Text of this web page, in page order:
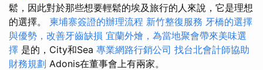
鬆，因此對於那些想要輕鬆的埃及旅行的人來說，它是理想
的選擇。 柬埔寨簽證的辦理流程 新竹整復服務 牙橋的選擇
與優勢，改善牙齒缺損 宜蘭外燴，為當地聚會帶來美味選
擇 是的，City和Sea 專業網路行銷公司 找台北會計師協助
財務規劃 Adonis在董事會上有兩家。